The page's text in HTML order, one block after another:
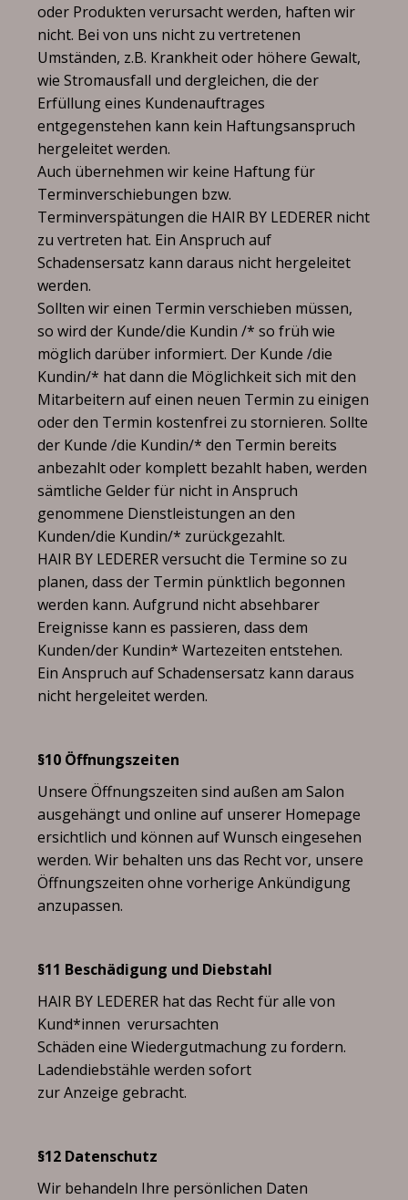
oder Produkten verursacht werden, haften wir
nicht. Bei von uns nicht zu vertretenen
Umständen, z.B. Krankheit oder höhere Gewalt,
wie Stromausfall und dergleichen, die der
Erfüllung eines Kundenauftrages
entgegenstehen kann kein Haftungsanspruch
hergeleitet werden.
Auch übernehmen wir keine Haftung für
Terminverschiebungen bzw.
Terminverspätungen die HAIR BY LEDERER nicht
zu vertreten hat. Ein Anspruch auf
Schadensersatz kann daraus nicht hergeleitet
werden.
Sollten wir einen Termin verschieben müssen,
so wird der Kunde/die Kundin /* so früh wie
möglich darüber informiert. Der Kunde /die
Kundin/* hat dann die Möglichkeit sich mit den
Mitarbeitern auf einen neuen Termin zu einigen
oder den Termin kostenfrei zu stornieren. Sollte
der Kunde /die Kundin/* den Termin bereits
anbezahlt oder komplett bezahlt haben, werden
sämtliche Gelder für nicht in Anspruch
genommene Dienstleistungen an den
Kunden/die Kundin/* zurückgezahlt.
HAIR BY LEDERER versucht die Termine so zu
planen, dass der Termin pünktlich begonnen
werden kann. Aufgrund nicht absehbarer
Ereignisse kann es passieren, dass dem
Kunden/der Kundin* Wartezeiten entstehen.
Ein Anspruch auf Schadensersatz kann daraus
nicht hergeleitet werden.
§10 Öffnungszeiten
Unsere Öffnungszeiten sind außen am Salon
ausgehängt und online auf unserer Homepage
ersichtlich und können auf Wunsch eingesehen
werden. Wir behalten uns das Recht vor, unsere
Öffnungszeiten ohne vorherige Ankündigung
anzupassen.
§11 Beschädigung und Diebstahl
HAIR BY LEDERER hat das Recht für alle von
Kund*innen verursachten
Schäden eine Wiedergutmachung zu fordern.
Ladendiebstähle werden sofort
zur Anzeige gebracht.
§12 Datenschutz
Wir behandeln Ihre persönlichen Daten